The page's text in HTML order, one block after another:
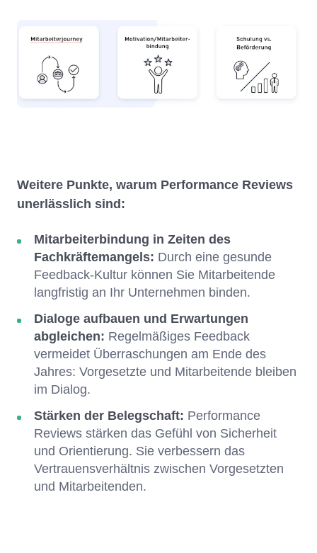
Weitere Punkte, warum Performance Reviews
unerlässlich sind:
Mitarbeiterbindung in Zeiten des
Fachkräftemangels: Durch eine gesunde
Feedback-Kultur können Sie Mitarbeitende
langfristig an Ihr Unternehmen binden.
Dialoge aufbauen und Erwartungen
abgleichen: Regelmäßiges Feedback
vermeidet Überraschungen am Ende des
Jahres: Vorgesetzte und Mitarbeitende bleiben
im Dialog.
Stärken der Belegschaft: Performance
Reviews stärken das Gefühl von Sicherheit
und Orientierung. Sie verbessern das
Vertrauensverhältnis zwischen Vorgesetzten
und Mitarbeitenden.